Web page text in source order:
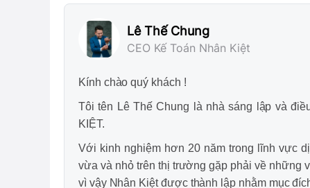
Lê Thế Chung
CEO Kế Toán Nhân Kiệt
Kính chào quý khách !
Tôi tên Lê Thế Chung là nhà sáng lập và
KIỆT.
Với kinh nghiệm hơn 20 năm trong lĩnh vực
vừa và nhỏ trên thị trường gặp phải về những
vì vậy Nhân Kiệt được thành lập nhằm mục